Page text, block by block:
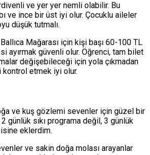
ve yer yer nemli olabilir. Bu
ve ince bir üst iyi olur. Çocuklu aileler
düşük tutmalı.
Mağarası için kişi başı 60-100 TL
ayırmak güvenli olur. Öğrenci, tam bilet
değişebileceği için yola çıkmadan
etmek iyi olur.
ve kuş gözlemi sevenler için güzel bir
günlük sıkı programa değil, 3 günlük
eklerdim.
ve sakin doğa molası arayanlar